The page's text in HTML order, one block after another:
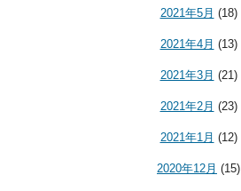
2021年5月 (18)
2021年4月 (13)
2021年3月 (21)
2021年2月 (23)
2021年1月 (12)
2020年12月 (15)